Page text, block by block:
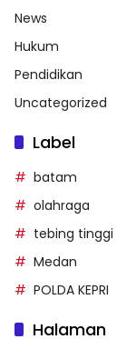
News
Hukum
Pendidikan
Uncategorized
Label
batam
olahraga
tebing tinggi
Medan
POLDA KEPRI
Halaman